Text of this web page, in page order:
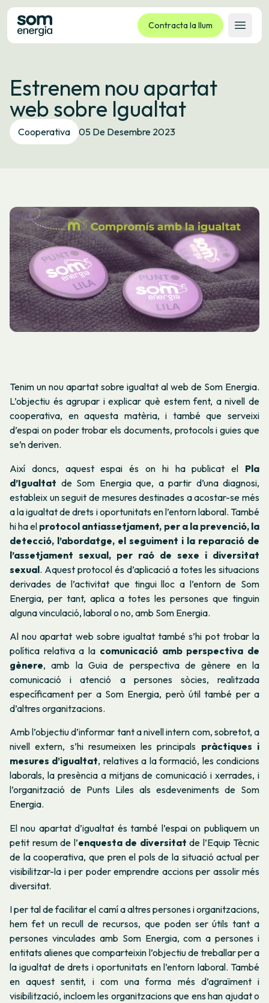
Contracta la llum
Obrir
Tarifes
Serveis
Empreses
La cooperativa
Idioma: ES CA GL
Estrenem nou apartat
web sobre Igualtat
Cooperativa 05 De Desembre 2023
Tenim un nou apartat sobre igualtat al web de Som Energia.
L’objectiu és agrupar i explicar què estem fent, a nivell de
cooperativa, en aquesta matèria, i també que serveixi
d’espai on poder trobar els documents, protocols i guies que
se’n deriven.
Així doncs, aquest espai és on hi ha publicat el Pla
d’Igualtat de Som Energia que, a partir d’una diagnosi,
estableix un seguit de mesures destinades a acostar-se més
a la igualtat de drets i oportunitats en l’entorn laboral. També
hi ha el protocol antiassetjament, per a la prevenció, la
detecció, l’abordatge, el seguiment i la reparació de
l’assetjament sexual, per raó de sexe i diversitat
sexual. Aquest protocol és d’aplicació a totes les situacions
derivades de l’activitat que tingui lloc a l’entorn de Som
Energia, per tant, aplica a totes les persones que tinguin
alguna vinculació, laboral o no, amb Som Energia.
Al nou apartat web sobre igualtat també s’hi pot trobar la
política relativa a la comunicació amb perspectiva de
gènere, amb la Guia de perspectiva de gènere en la
comunicació i atenció a persones sòcies, realitzada
específicament per a Som Energia, però útil també per a
d’altres organitzacions.
Amb l’objectiu d’informar tant a nivell intern com, sobretot, a
nivell extern, s’hi resumeixen les principals pràctiques i
mesures d’igualtat, relatives a la formació, les condicions
laborals, la presència a mitjans de comunicació i xerrades, i
l’organització de Punts Liles als esdeveniments de Som
Energia.
El nou apartat d’igualtat és també l’espai on publiquem un
petit resum de l’enquesta de diversitat de l’Equip Tècnic
de la cooperativa, que pren el pols de la situació actual per
visibilitzar-la i per poder emprendre accions per assolir més
diversitat.
I per tal de facilitar el camí a altres persones i organitzacions,
hem fet un recull de recursos, que poden ser útils tant a
persones vinculades amb Som Energia, com a persones i
entitats alienes que comparteixin l’objectiu de treballar per a
la igualtat de drets i oportunitats en l’entorn laboral. També
en aquest sentit, i com una forma més d’agraïment i
visibilització, incloem les organitzacions que ens han ajudat o